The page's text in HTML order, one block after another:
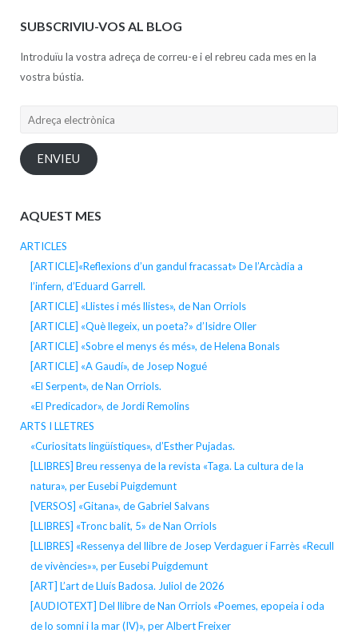
SUBSCRIVIU-VOS AL BLOG
Introduïu la vostra adreça de correu-e i el rebreu cada mes en la
vostra bústia.
Adreça
ENVIEU
AQUEST MES
ARTICLES
[ARTICLE]«Reflexions d’un gandul fracassat» De l’Arcàdia a
l’infern, d’Eduard Garrell.
[ARTICLE] «Llistes i més llistes», de Nan Orriols
[ARTICLE] «Què llegeix, un poeta?» d’Isidre Oller
[ARTICLE] «Sobre el menys és més», de Helena Bonals
[ARTICLE] «A Gaudí», de Josep Nogué
«El Serpent», de Nan Orriols.
«El Predicador», de Jordi Remolins
ARTS I LLETRES
«Curiositats lingüístiques», d’Esther Pujadas.
[LLIBRES] Breu ressenya de la revista «Taga. La cultura de la
natura», per Eusebi Puigdemunt
[VERSOS] «Gitana», de Gabriel Salvans
[LLIBRES] «Tronc balit, 5» de Nan Orriols
[LLIBRES] «Ressenya del llibre de Josep Verdaguer i Farrès «Recull
de vivències»», per Eusebi Puigdemunt
[ART] L’art de Lluís Badosa. Juliol de 2026
[AUDIOTEXT] Del llibre de Nan Orriols «Poemes, epopeia i oda
de lo somni i la mar (IV)», per Albert Freixer